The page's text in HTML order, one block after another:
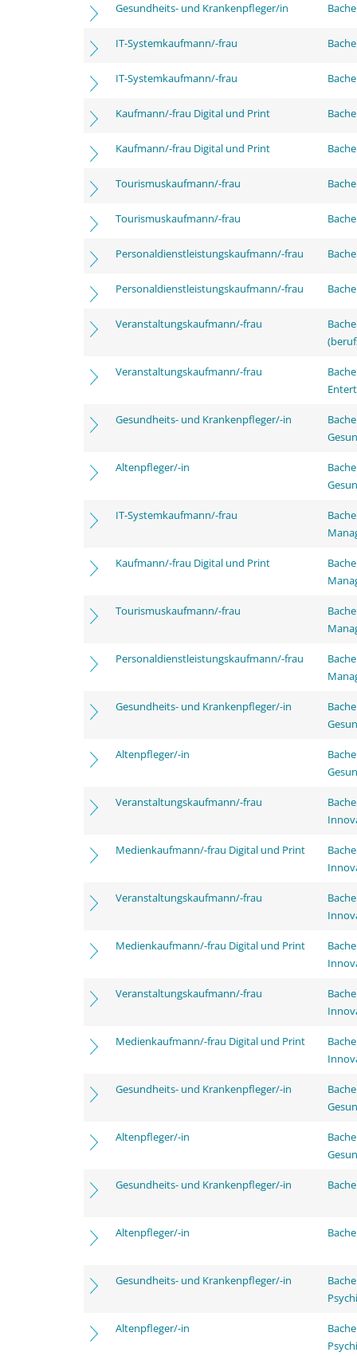
Gesundheits- und Krankenpfleger/in
IT-Systemkaufmann/-frau
IT-Systemkaufmann/-frau
Kaufmann/-frau Digital und Print
Kaufmann/-frau Digital und Print
Tourismuskaufmann/-frau
Tourismuskaufmann/-frau
Personaldienstleistungskaufmann/-frau
Personaldienstleistungskaufmann/-frau
Veranstaltungskaufmann/-frau
Veranstaltungskaufmann/-frau
Gesundheits- und Krankenpfleger/-in
Altenpfleger/-in
IT-Systemkaufmann/-frau
Kaufmann/-frau Digital und Print
Tourismuskaufmann/-frau
Personaldienstleistungskaufmann/-frau
Gesundheits- und Krankenpfleger/-in
Altenpfleger/-in
Veranstaltungskaufmann/-frau
Medienkaufmann/-frau Digital und Print
Veranstaltungskaufmann/-frau
Medienkaufmann/-frau Digital und Print
Veranstaltungskaufmann/-frau
Medienkaufmann/-frau Digital und Print
Gesundheits- und Krankenpfleger/-in
Altenpfleger/-in
Gesundheits- und Krankenpfleger/-in
Altenpfleger/-in
Gesundheits- und Krankenpfleger/-in
Altenpfleger/-in